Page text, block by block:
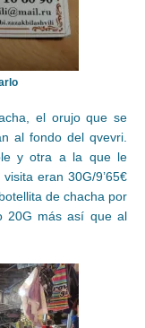
el orujo que se
al fondo del qvevri.
y otra a la que le
eran 30G/9’65€
de chacha por
20G más así que al